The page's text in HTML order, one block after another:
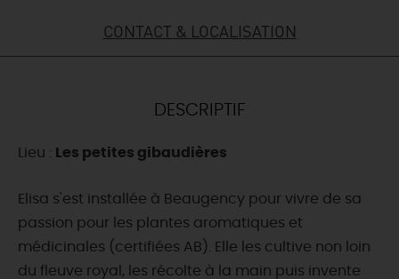
DEMAIN
CE WEEK-END
CETTE SEMAINE
TOUT L'AGENDA
CONTACT & LOCALISATION
DESCRIPTIF
Lieu : Les petites gibaudières
Elisa s'est installée à Beaugency pour vivre de sa
passion pour les plantes aromatiques et
médicinales (certifiées AB). Elle les cultive non loin
du fleuve royal, les récolte à la main puis invente